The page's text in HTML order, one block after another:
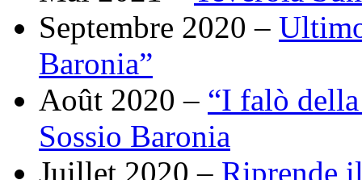
Septembre 2020 –
Baronia”
Août 2020 – “I falò
Sossio Baronia
Juillet 2020 – Riprende